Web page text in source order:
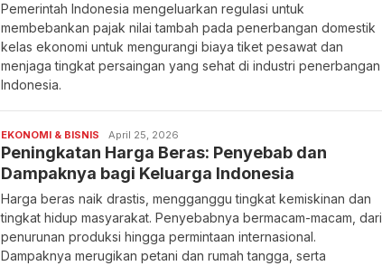
Pemerintah Indonesia mengeluarkan regulasi untuk
membebankan pajak nilai tambah pada penerbangan domestik
kelas ekonomi untuk mengurangi biaya tiket pesawat dan
menjaga tingkat persaingan yang sehat di industri penerbangan
Indonesia.
EKONOMI & BISNIS April 25, 2026
Peningkatan Harga Beras: Penyebab dan
Dampaknya bagi Keluarga Indonesia
Harga beras naik drastis, mengganggu tingkat kemiskinan dan
tingkat hidup masyarakat. Penyebabnya bermacam-macam, dari
penurunan produksi hingga permintaan internasional.
Dampaknya merugikan petani dan rumah tangga, serta